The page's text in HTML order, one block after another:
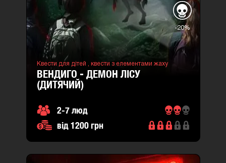
-20%
Квести для дітей , квести з елементами жаху
ВЕНДИГО - ДЕМОН ЛІСУ
(ДИТЯЧИЙ)
2-7 люд
від 1200 грн